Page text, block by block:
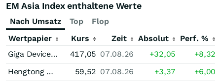
EM Asia Index enthaltene Werte
Nach Umsatz Top
Flop
Wertpapier
Kurs Zeit Absolut
Perf. %
Giga Device Semiconductor Registered (A)
417,05 07.08.26 +32,05
+8,32
Hengtong Optic-electric (A)
59,52 07.08.26 +3,37
+6,00